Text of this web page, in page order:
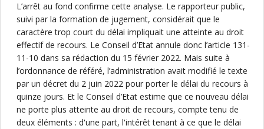
L’arrêt au fond confirme cette analyse. Le rapporteur public,
suivi par la formation de jugement, considérait que le
caractère trop court du délai impliquait une atteinte au droit
effectif de recours. Le Conseil d’Etat annule donc l’article 131-
11-10 dans sa rédaction du 15 février 2022. Mais suite à
l’ordonnance de référé, l’administration avait modifié le texte
par un décret du 2 juin 2022 pour porter le délai du recours à
quinze jours. Et le Conseil d’Etat estime que ce nouveau délai
ne porte plus atteinte au droit de recours, compte tenu de
deux éléments : d'une part, l'intérêt tenant à ce que le délai